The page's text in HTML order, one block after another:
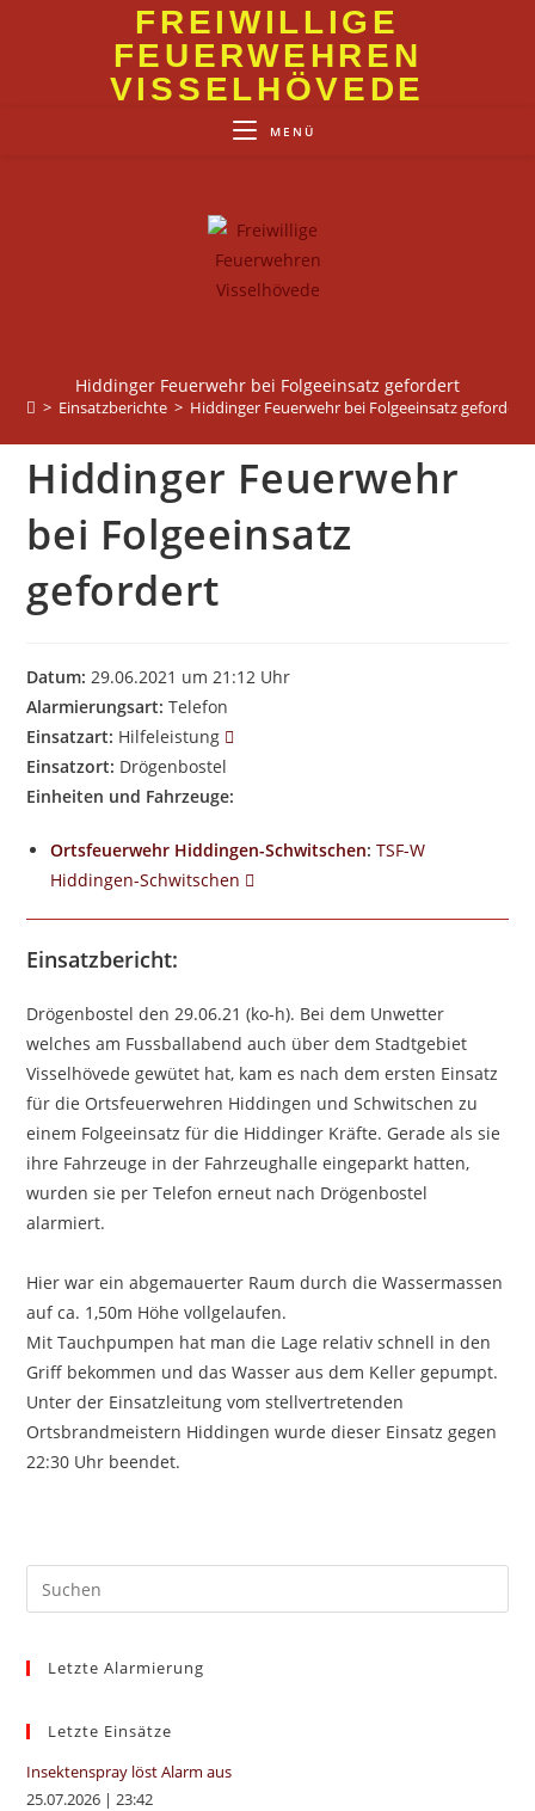
FREIWILLIGE
FEUERWEHREN
VISSELHÖVEDE
MENÜ
Hiddinger Feuerwehr bei Folgeeinsatz gefordert
> Einsatzberichte > Hiddinger Feuerwehr bei Folgeeinsatz gefordert
Hiddinger Feuerwehr
bei Folgeeinsatz
gefordert
Datum: 29.06.2021 um 21:12 Uhr
Alarmierungsart: Telefon
Einsatzart: Hilfeleistung
Einsatzort: Drögenbostel
Einheiten und Fahrzeuge:
Ortsfeuerwehr Hiddingen-Schwitschen: TSF-W
Hiddingen-Schwitschen
Einsatzbericht:
Drögenbostel den 29.06.21 (ko-h). Bei dem Unwetter
welches am Fussballabend auch über dem Stadtgebiet
Visselhövede gewütet hat, kam es nach dem ersten Einsatz
für die Ortsfeuerwehren Hiddingen und Schwitschen zu
einem Folgeeinsatz für die Hiddinger Kräfte. Gerade als sie
ihre Fahrzeuge in der Fahrzeughalle eingeparkt hatten,
wurden sie per Telefon erneut nach Drögenbostel
alarmiert.
Hier war ein abgemauerter Raum durch die Wassermassen
auf ca. 1,50m Höhe vollgelaufen.
Mit Tauchpumpen hat man die Lage relativ schnell in den
Griff bekommen und das Wasser aus dem Keller gepumpt.
Unter der Einsatzleitung vom stellvertretenden
Ortsbrandmeistern Hiddingen wurde dieser Einsatz gegen
22:30 Uhr beendet.
Letzte Alarmierung
Letzte Einsätze
Insektenspray löst Alarm aus
25.07.2026 |23:42